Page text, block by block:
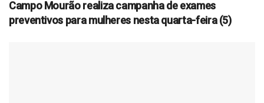
Campo Mourão realiza campanha de exames
preventivos para mulheres nesta quarta-feira (5)